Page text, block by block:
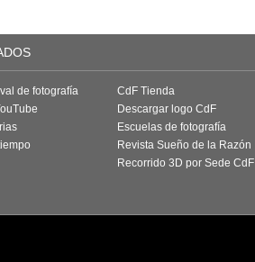
de fotografía
CdF Tienda
Descargar logo CdF
Escuelas de fotografía
Revista Sueño de la Razón
Recorrido 3D por Sede CdF